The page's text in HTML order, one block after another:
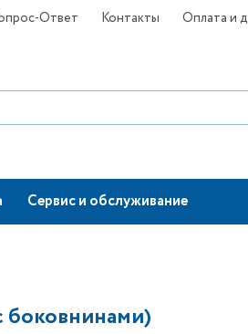
Ответ Контакты Оплата и
Сервис и обслуживание
боковнинами)